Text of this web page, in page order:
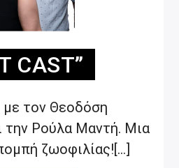
CAST”
με τον Θεοδόση
την Ρούλα Μαντή. Μια
ζωοφιλίας![...]